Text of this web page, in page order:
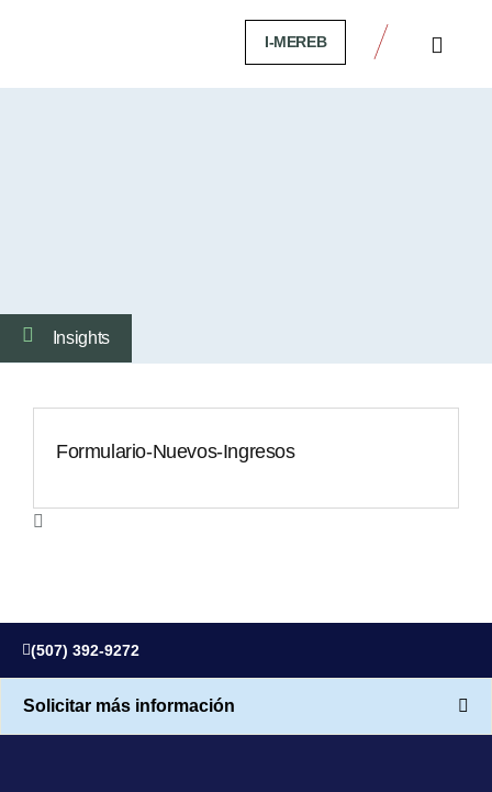
I-MEREB
Insights
Formulario-Nuevos-Ingresos
(507) 392-9272
Solicitar más información